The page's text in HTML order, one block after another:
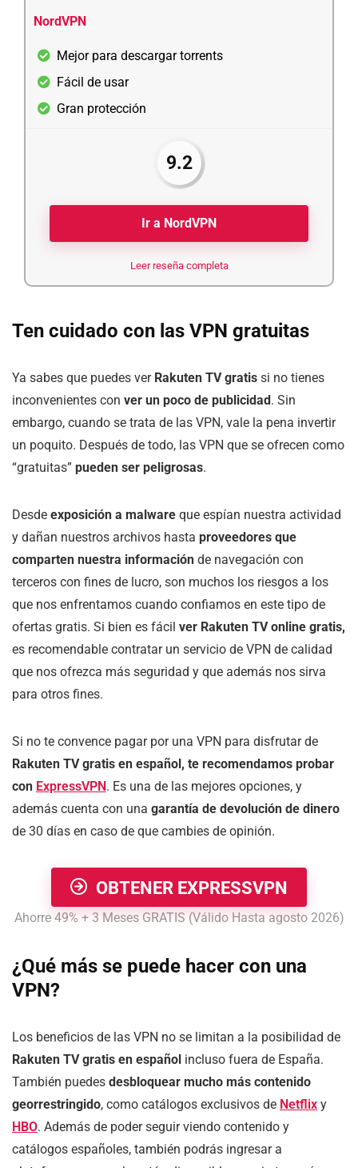
NordVPN
Mejor para descargar torrents
Fácil de usar
Gran protección
9.2
Ir a NordVPN
Leer reseña completa
Ten cuidado con las VPN gratuitas
Ya sabes que puedes ver Rakuten TV gratis si no tienes
inconvenientes con ver un poco de publicidad. Sin
embargo, cuando se trata de las VPN, vale la pena invertir
un poquito. Después de todo, las VPN que se ofrecen como
“gratuitas” pueden ser peligrosas.
Desde exposición a malware que espían nuestra actividad
y dañan nuestros archivos hasta proveedores que
comparten nuestra información de navegación con
terceros con fines de lucro, son muchos los riesgos a los
que nos enfrentamos cuando confiamos en este tipo de
ofertas gratis. Si bien es fácil ver Rakuten TV online gratis,
es recomendable contratar un servicio de VPN de calidad
que nos ofrezca más seguridad y que además nos sirva
para otros fines.
Si no te convence pagar por una VPN para disfrutar de
Rakuten TV gratis en español, te recomendamos probar
con ExpressVPN. Es una de las mejores opciones, y
además cuenta con una garantía de devolución de dinero
de 30 días en caso de que cambies de opinión.
OBTENER EXPRESSVPN
Ahorre 49% + 3 Meses GRATIS (Válido Hasta agosto 2026)
¿Qué más se puede hacer con una
VPN?
Los beneficios de las VPN no se limitan a la posibilidad de
Rakuten TV gratis en español incluso fuera de España.
También puedes desbloquear mucho más contenido
georrestringido, como catálogos exclusivos de Netflix y
HBO. Además de poder seguir viendo contenido y
catálogos españoles, también podrás ingresar a